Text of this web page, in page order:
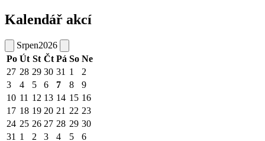
Kalendář akcí
Srpen2026
Po Út St Čt Pá So Ne
27 28 29 30 31 1
2
3
4 5 6 7 8
9
10 11 12 13 14 15 16
17 18 19 20 21 22 23
24 25 26 27 28 29 30
31 1 2 3 4 5 6